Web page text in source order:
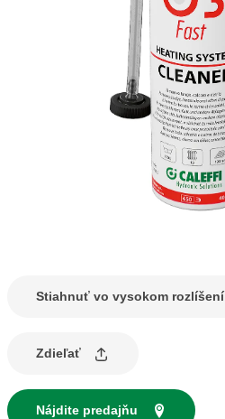
Stiahnuť vo vysokom rozlíšení
Zdieľať
Nájdite predajňu